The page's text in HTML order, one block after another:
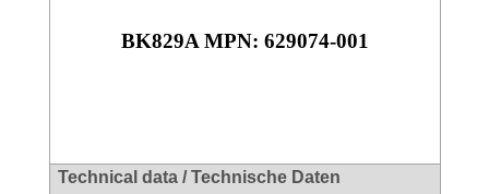
BK829A MPN: 629074-001
Technical data / Technische Daten